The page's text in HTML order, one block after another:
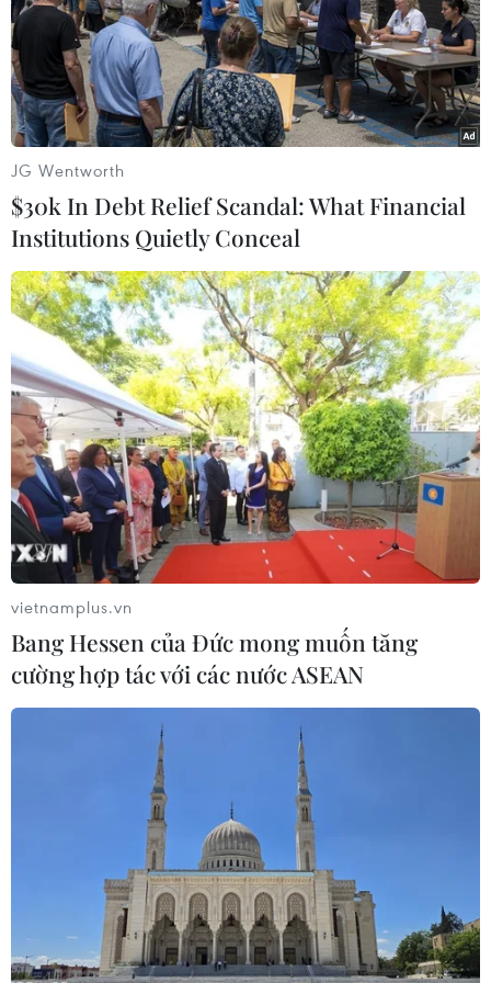
khẳng định chủ quyền của đất nước, của dân
tộc./.
(TTXVN/Vietnam+)
#Trung Quốc #Bình Thuận
#Đặt giàn khoan
#Hải Dương-981
#Haiyang Shiyou-981
#HD-981
#Ngư dân bám biển
#Khai thác hải sản
#Chủ quyền biển đảo
Theo dõi VietnamPlus
Trung Quốc đặt giàn khoan Hải Dương-981 trái
Trao công hàm phản đối Trung Quốc đưa giàn
khoan vào Vịnh Bắc Bộ
JG Wentworth
$30k In Debt Relief Scandal: What Financial
Institutions Quietly Conceal
vietnamplus.vn
Bang Hessen của Đức mong muốn tăng
cường hợp tác với các nước ASEAN